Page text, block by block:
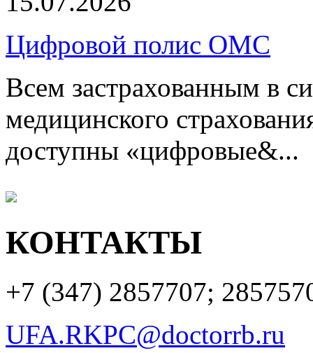
Цифровой полис ОМС
Всем застрахованным в
медицинского
доступны «цифровые&...
КОНТАКТЫ
+7 (347) 2857707;
UFA.RKPC@doctorrb.ru